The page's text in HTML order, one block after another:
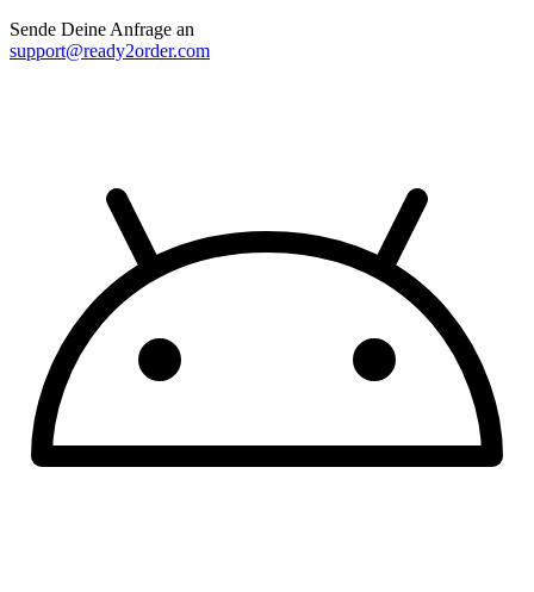
Sende Deine Anfrage an
support@ready2order.com